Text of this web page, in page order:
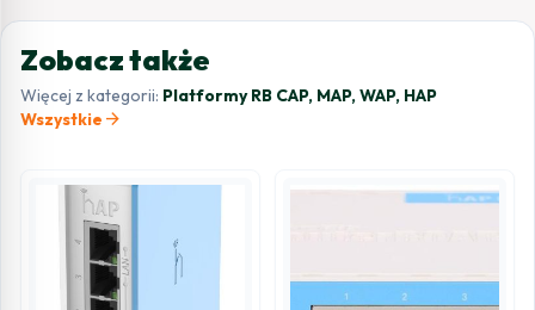
Zobacz także
Więcej z kategorii: Platformy RB CAP, MAP, WAP, HAP
Wszystkie arrow_forward